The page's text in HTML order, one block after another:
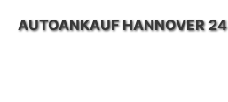
InhaltAUTOANKAUF HANNOVER 24